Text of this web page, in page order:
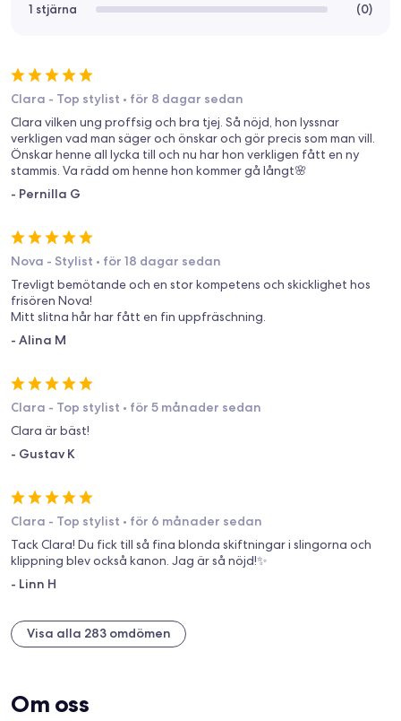
1 stjärna
(0)
Clara - Top stylist • för 8 dagar sedan
Clara vilken ung proffsig och bra tjej. Så nöjd, hon lyssnar
verkligen vad man säger och önskar och gör precis som man vill.
Önskar henne all lycka till och nu har hon verkligen fått en ny
stammis. Va rädd om henne hon kommer gå långt🌸
- Pernilla G
Nova - Stylist • för 18 dagar sedan
Trevligt bemötande och en stor kompetens och skicklighet hos
frisören Nova!
Mitt slitna hår har fått en fin uppfräschning.
- Alina M
Clara - Top stylist • för 5 månader sedan
Clara är bäst!
- Gustav K
Clara - Top stylist • för 6 månader sedan
Tack Clara! Du fick till så fina blonda skiftningar i slingorna och
klippning blev också kanon. Jag är så nöjd!✨️
- Linn H
Visa alla 283 omdömen
Om oss